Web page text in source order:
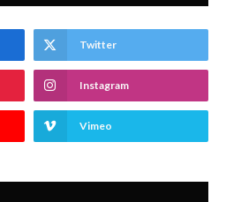
Twitter
Instagram
Vimeo